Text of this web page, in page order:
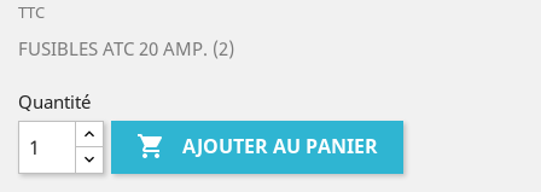
TTC
FUSIBLES ATC 20 AMP. (2)
Quantité
 AJOUTER AU PANIER